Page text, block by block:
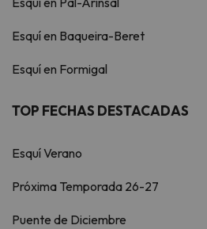
Esquí en Baqueira-Beret
Esquí en Formigal
TOP FECHAS DESTACADAS
Esquí Verano
Próxima Temporada 26-27
Puente de Diciembre